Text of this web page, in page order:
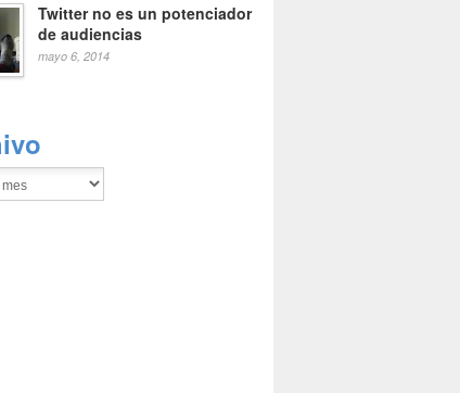
Twitter no es un potenciador
de audiencias
mayo 6, 2014